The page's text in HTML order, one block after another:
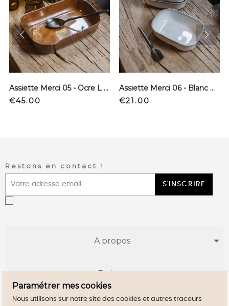
Assiette Merci 05 - Ocre L Extra profonde
Price
€45.00
Assiette Merci 06 - Blanc M Extra profonde
Price
€21.00
prev next
Restons en contact !
S'INSCRIRE
A propos
E-shop
Paramétrer mes cookies
Nous utilisons sur notre site des cookies et autres traceurs